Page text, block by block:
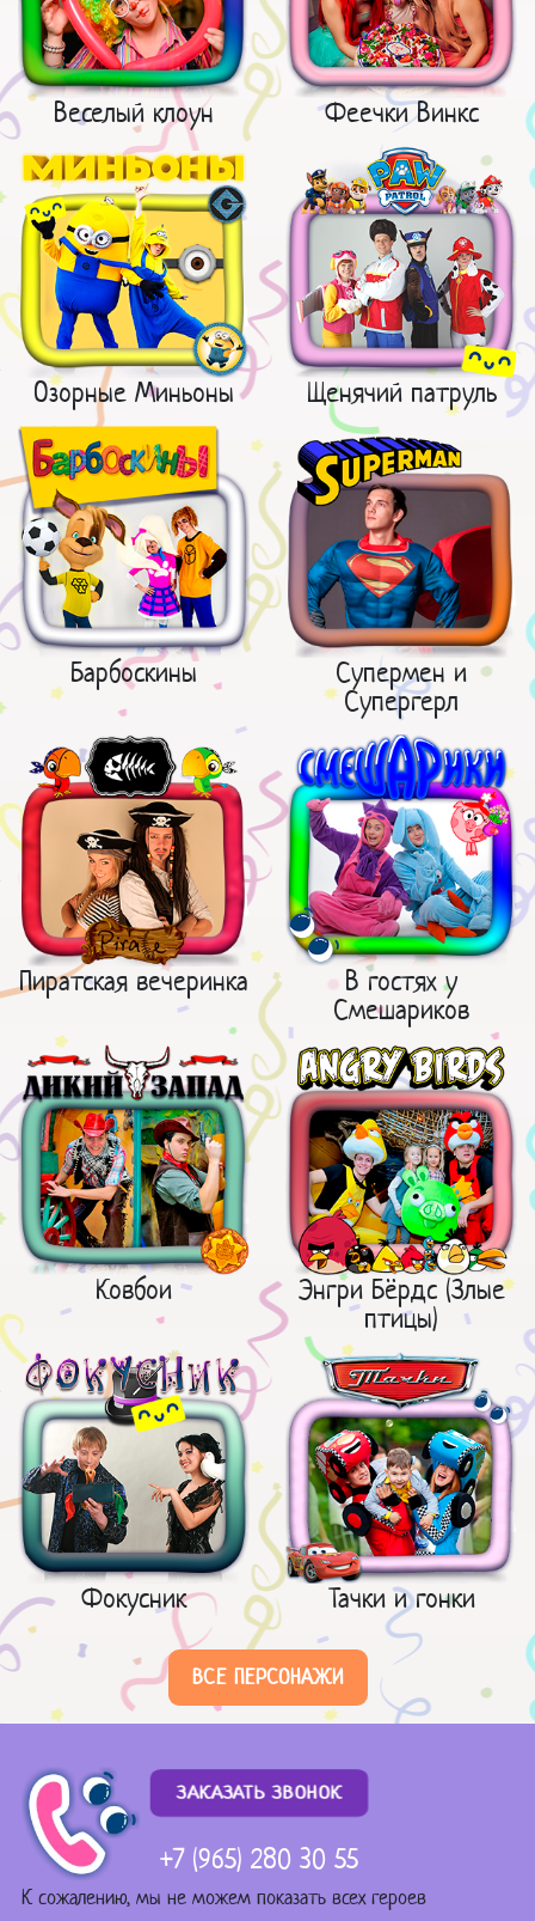
Веселый клоун Феечки Винкс
Озорные Миньоны Щенячий патруль
Барбоскины
Супермен и
Супергерл
Пиратская вечеринка
В гостях у
Смешариков
Ковбои
Энгри Бёрдс (Злые
птицы)
Фокусник Тачки и гонки
ВСЕ ПЕРСОНАЖИ
ЗАКАЗАТЬ ЗВОНОК
+7 (965) 280 30 55
К сожалению, мы не можем показать всех героев